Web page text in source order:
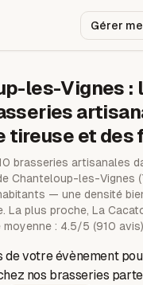
Gérer
les-Vignes :
tireuse et des
brasseries artisanales
Chanteloup-les-Vignes
— une densité
La plus proche, La
moyenne : 4.5/5 (910
de votre évènement
nos brasseries